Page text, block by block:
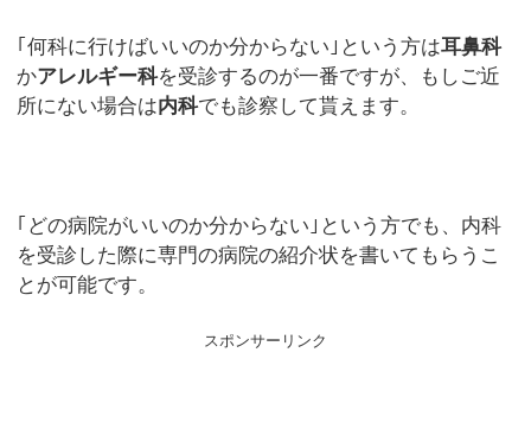
｢何科に行けばいいのか分からない｣という方は耳鼻科
かアレルギー科を受診するのが一番ですが、もしご近
所にない場合は内科でも診察して貰えます。
｢どの病院がいいのか分からない｣という方でも、内科
を受診した際に専門の病院の紹介状を書いてもらうこ
とが可能です。
スポンサーリンク